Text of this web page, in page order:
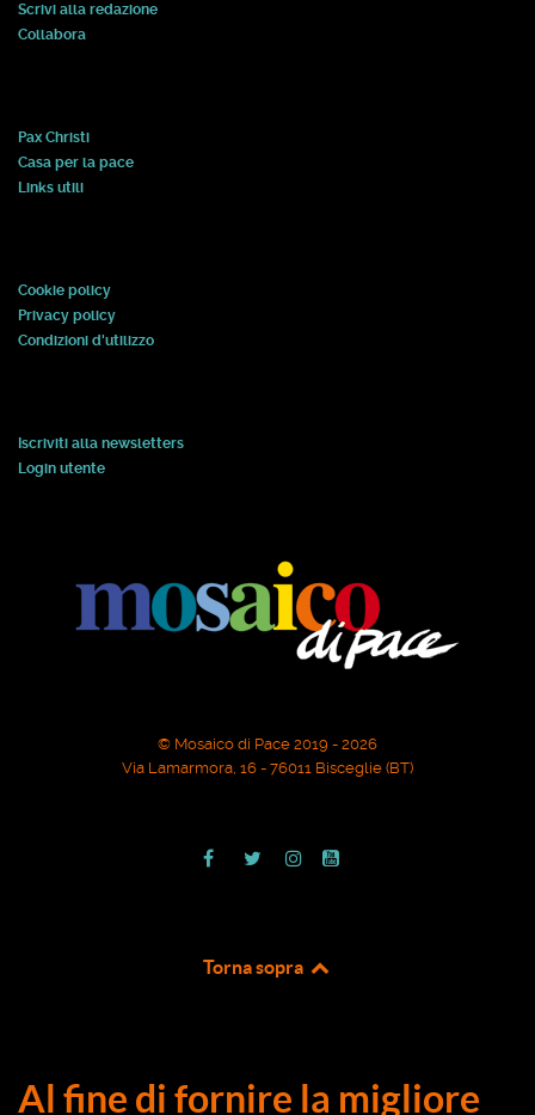
Scrivi alla redazione
Collabora
Pax Christi
Casa per la pace
Links utili
Cookie policy
Privacy policy
Condizioni d'utilizzo
Iscriviti alla newsletters
Login utente
© Mosaico di Pace 2019 - 2026
Via Lamarmora, 16 - 76011 Bisceglie (BT)
Torna sopra
Al fine di fornire la migliore